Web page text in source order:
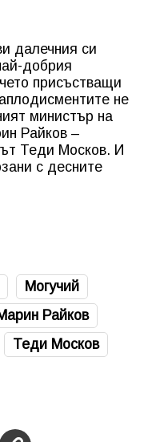
далечния си
добрия
присъстващи
не
министър на
Райков –
Теди Москов. И
с десните
Могучий
Райков
Теди Москов